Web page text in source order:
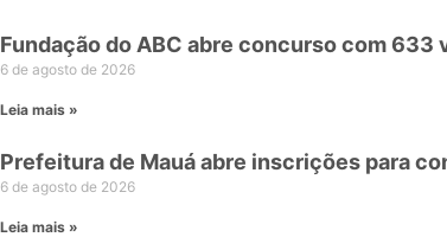
Fundação do ABC abre concurso com 633
6 de agosto de 2026
Leia mais »
Prefeitura de Mauá abre inscrições para
6 de agosto de 2026
Leia mais »